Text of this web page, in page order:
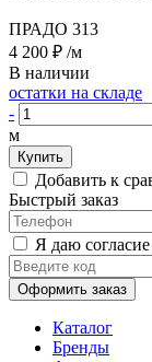
ПРАДО 313
4 200 ₽ /м
В наличии
остатки на складе
-
м
Купить
Добавить к
Быстрый заказ
Я даю
Оформить заказ
Каталог
Бренды